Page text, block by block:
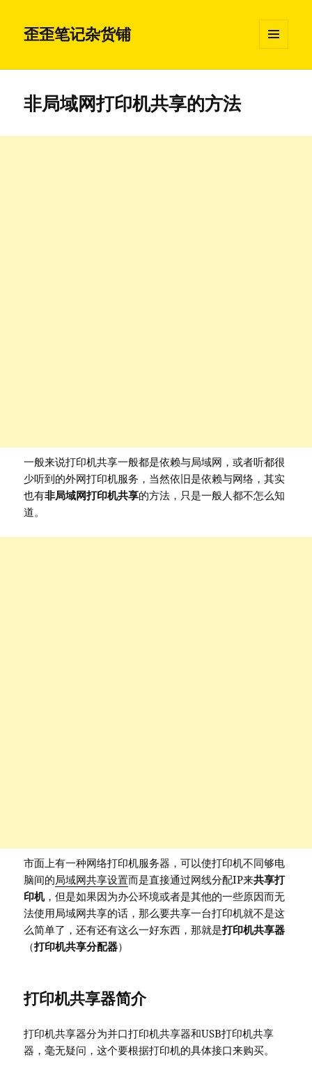
歪歪笔记杂货铺
挂件
非局域网打印机共享的方法
一般来说打印机共享一般都是依赖与局域网，或者听都很
少听到的外网打印机服务，当然依旧是依赖与网络，其实
也有非局域网打印机共享的方法，只是一般人都不怎么知
道。
市面上有一种网络打印机服务器，可以使打印机不同够电
脑间的局域网共享设置而是直接通过网线分配IP来共享打
印机，但是如果因为办公环境或者是其他的一些原因而无
法使用局域网共享的话，那么要共享一台打印机就不是这
么简单了，还有还有这么一好东西，那就是打印机共享器
（打印机共享分配器）
打印机共享器简介
打印机共享器分为并口打印机共享器和USB打印机共享
器，毫无疑问，这个要根据打印机的具体接口来购买。